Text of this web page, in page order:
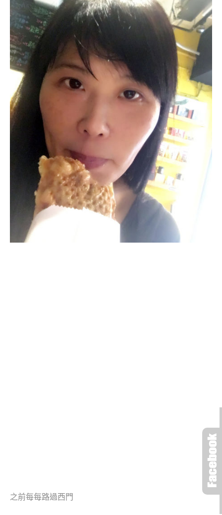
之前每每路過西門